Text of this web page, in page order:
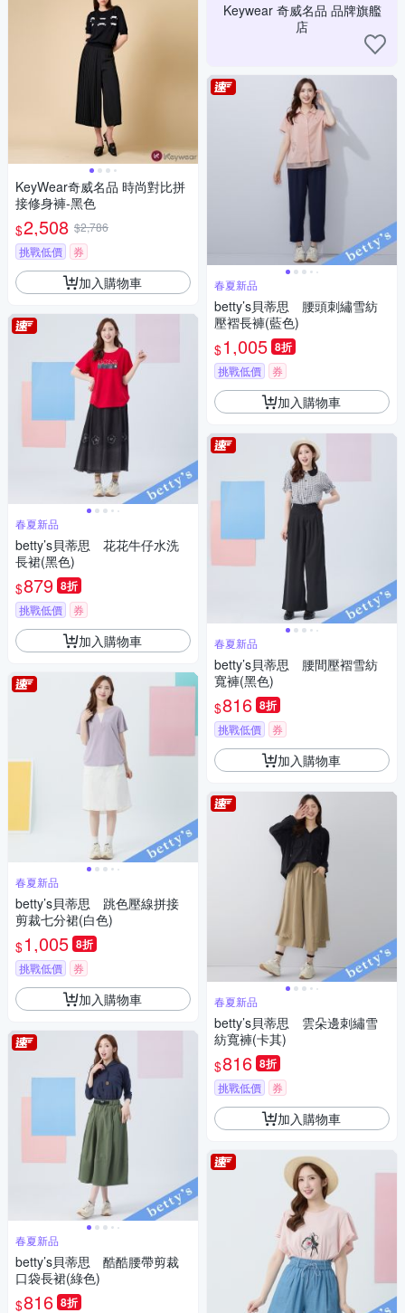
KeyWear奇威名品 時尚對比拼
接修身褲-黑色
$2,508 $2,786
挑戰低價
券
加入購物車
春夏新品
betty’s貝蒂思 花花牛仔水洗
長裙(黑色)
$879 8折
挑戰低價 券
加入購物車
春夏新品
betty’s貝蒂思 跳色壓線拼接
剪裁七分裙(白色)
$1,005 8折
挑戰低價 券
加入購物車
春夏新品
betty’s貝蒂思 酷酷腰帶剪裁
口袋長裙(綠色)
$816 8折
Keywear 奇威名品 品牌旗艦
店
春夏新品
betty’s貝蒂思 腰頭刺繡雪紡
壓褶長褲(藍色)
$1,005 8折
挑戰低價 券
加入購物車
春夏新品
betty’s貝蒂思 腰間壓褶雪紡
寬褲(黑色)
$816 8折
挑戰低價 券
加入購物車
春夏新品
betty’s貝蒂思 雲朵邊刺繡雪
紡寬褲(卡其)
$816 8折
挑戰低價 券
加入購物車